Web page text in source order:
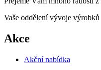
Vaše oddělení vývoje výrobků
Akce
Akční nabídka